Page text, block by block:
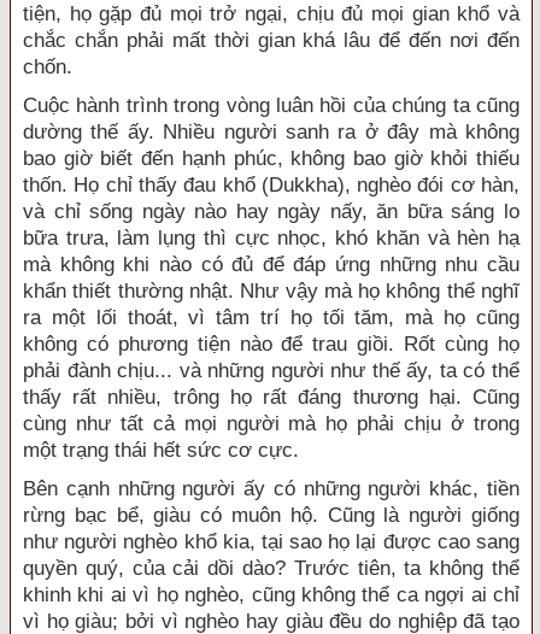
tiện, họ gặp đủ mọi trở ngại, chịu đủ mọi gian khổ và
chắc chắn phải mất thời gian khá lâu để đến nơi đến
chốn.
Cuộc hành trình trong vòng luân hồi của chúng ta cũng
dường thế ấy. Nhiều người sanh ra ở đây mà không
bao giờ biết đến hạnh phúc, không bao giờ khỏi thiếu
thốn. Họ chỉ thấy đau khổ (Dukkha), nghèo đói cơ hàn,
và chỉ sống ngày nào hay ngày nấy, ăn bữa sáng lo
bữa trưa, làm lụng thì cực nhọc, khó khăn và hèn hạ
mà không khi nào có đủ để đáp ứng những nhu cầu
khẩn thiết thường nhật. Như vậy mà họ không thể nghĩ
ra một lối thoát, vì tâm trí họ tối tăm, mà họ cũng
không có phương tiện nào để trau giồi. Rốt cùng họ
phải đành chịu... và những người như thế ấy, ta có thể
thấy rất nhiều, trông họ rất đáng thương hại. Cũng
cùng như tất cả mọi người mà họ phải chịu ở trong
một trạng thái hết sức cơ cực.
Bên cạnh những người ấy có những người khác, tiền
rừng bạc bể, giàu có muôn hộ. Cũng là người giống
như người nghèo khổ kia, tại sao họ lại được cao sang
quyền quý, của cải dồi dào? Trước tiên, ta không thể
khinh khi ai vì họ nghèo, cũng không thể ca ngợi ai chỉ
vì họ giàu; bởi vì nghèo hay giàu đều do nghiệp đã tạo